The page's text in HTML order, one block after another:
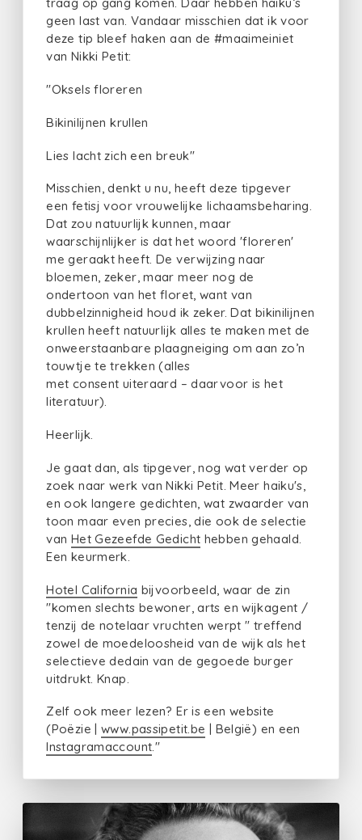
geen last van. Vandaar misschien dat ik voor
deze tip bleef haken aan de #maaimeiniet
van Nikki Petit:
"Oksels floreren
Bikinilijnen krullen
Lies lacht zich een breuk"
Misschien, denkt u nu, heeft deze tipgever
een fetisj voor vrouwelijke lichaamsbeharing.
Dat zou natuurlijk kunnen, maar
waarschijnlijker is dat het woord 'floreren'
me geraakt heeft. De verwijzing naar
bloemen, zeker, maar meer nog de
ondertoon van het floret, want van
dubbelzinnigheid houd ik zeker. Dat bikinilijnen
krullen heeft natuurlijk alles te maken met de
onweerstaanbare plaagneiging om aan zo’n
touwtje te trekken (alles
met consent uiteraard – daarvoor is het
literatuur).
Heerlijk.
Je gaat dan, als tipgever, nog wat verder op
zoek naar werk van Nikki Petit. Meer haiku's,
en ook langere gedichten, wat zwaarder van
toon maar even precies, die ook de selectie
van Het Gezeefde Gedicht hebben gehaald.
Een keurmerk.
Hotel California bijvoorbeeld, waar de zin
"komen slechts bewoner, arts en wijkagent /
tenzij de notelaar vruchten werpt " treffend
zowel de moedeloosheid van de wijk als het
selectieve dedain van de gegoede burger
uitdrukt. Knap.
Zelf ook meer lezen? Er is een website
(Poëzie | www.passipetit.be | België) en een
Instagramaccount."